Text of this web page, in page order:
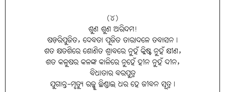
(୪)
ଶୁଣ ଶୁଣ ଅରିନ୍ଦମ!
ଷଡ଼ରିପୁଜିତ, ଦେବତା ପୂଜିତ ତାରାଦଳେ ତବାସନ।
ଶତ କ୍ଷତଶିରେ ଶୋଣିତ ଶ୍ରାବରେ ନୁହଁ କ୍ଳିଷ୍ଟ ନୁହଁ କ୍ଷୀଣ,
ଶତ କଳୁଷର କଳଙ୍କ କାଳିରେ ନୁହେଁ ହୀନ ନୁହଁ ଦୀନ,
ବିଧାତାର ବରପୁତ୍ର
ଯୁଗାନ୍ତ-ମୃତ୍ୟୁ ରଜ୍ଜୁ ଛିଣ୍ଡାଇ ଧର ହେ ଜୀବନ ସୂତ୍ର।